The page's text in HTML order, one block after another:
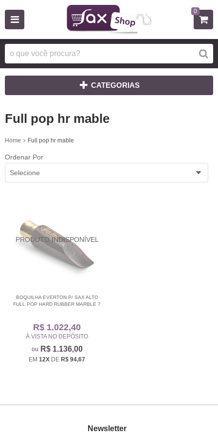
0
CATEGORIAS
Full pop hr mable
Home Full pop hr mable
Ordenar Por
Selecione
BOQUILHA EVERTON P/ SAX ALTO
FULL POP HARD RUBBER MARBLE 7
R$ 1.022,40
À VISTA NO DEPÓSITO
R$ 1.136,00
EM 12X DE R$ 94,67
Newsletter